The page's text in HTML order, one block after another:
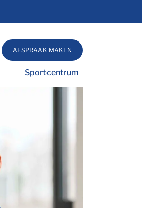
Lettergrootte vergroten
Lettergrootte verkleinen
Hoog contrast wisselen
AFSPRAAK MAKEN
Sportcentrum